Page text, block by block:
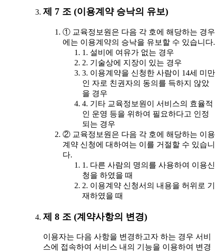
제 7 조 (이용계약 승낙의 유보)
① 교육정보원은 다음 각 호에 해당하는 경우
에는 이용계약의 승낙을 유보할 수 있습니다.
1. 설비에 여유가 없는 경우
2. 기술상에 지장이 있는 경우
3. 이용계약을 신청한 사람이 14세 미만
인 자로 친권자의 동의를 득하지 않았
을 경우
4. 기타 교육정보원이 서비스의 효율적
인 운영 등을 위하여 필요하다고 인정
되는 경우
② 교육정보원은 다음 각 호에 해당하는 이용
계약 신청에 대하여는 이를 거절할 수 있습니
다.
1. 다른 사람의 명의를 사용하여 이용신
청을 하였을 때
2. 이용계약 신청서의 내용을 허위로 기
재하였을 때
제 8 조 (계약사항의 변경)
이용자는 다음 사항을 변경하고자 하는 경우 서비
스에 접속하여 서비스 내의 기능을 이용하여 변경